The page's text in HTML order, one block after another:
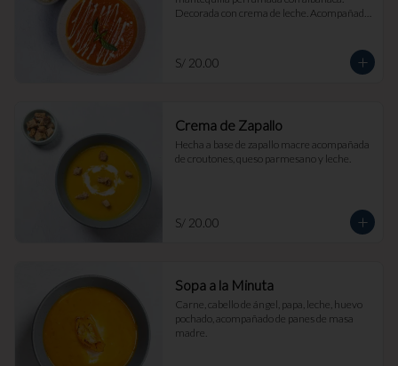
Decorada con crema de leche. Acompañada
S/ 20.00
Crema de Zapallo
Hecha a base de zapallo macre acompañada
de croutones, queso parmesano y leche.
S/ 20.00
Sopa a la Minuta
Carne, cabello de ángel, papa, leche, huevo
pochado, acompañado de panes de masa
madre.